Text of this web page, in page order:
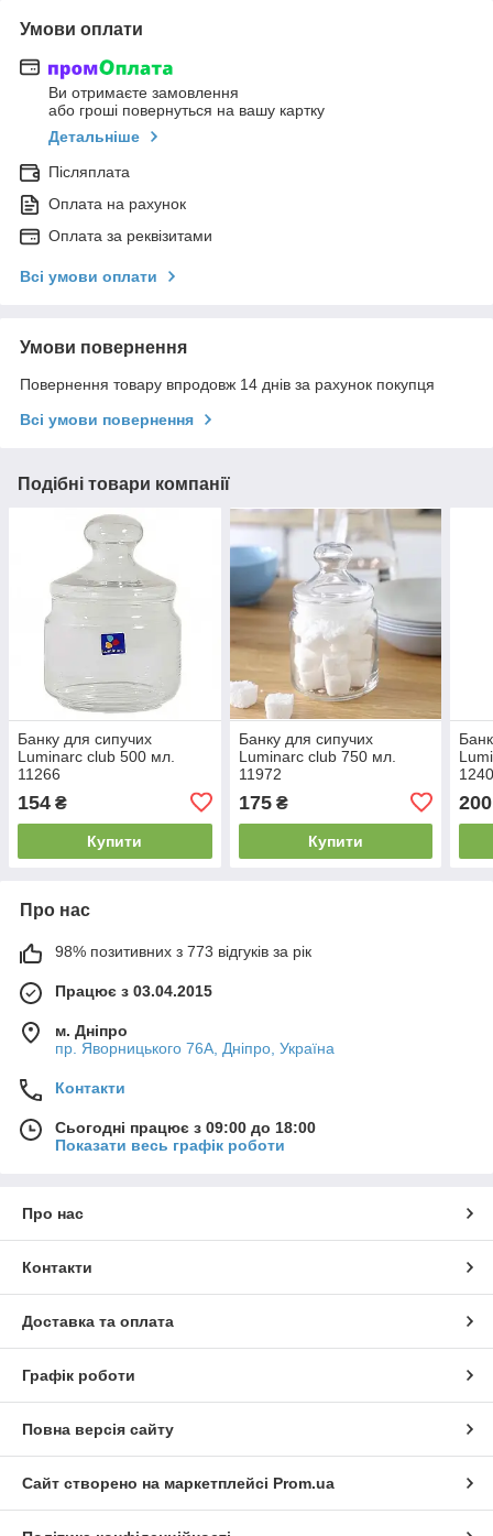
Умови оплати
Ви отримаєте замовлення
або гроші повернуться на вашу картку
Детальніше
Післяплата
Оплата на рахунок
Оплата за реквізитами
Всі умови оплати
Умови повернення
Повернення товару впродовж 14 днів за рахунок покупця
Всі умови повернення
Подібні товари компанії
Банку для сипучих
Luminarc club 500 мл.
11266
154 ₴
Купити
Банку для сипучих
Luminarc club 750 мл.
11972
175₴
Купити
200
Про нас
98% позитивних з 773 відгуків за рік
Працює з 03.04.2015
м. Дніпро
пр. Яворницького 76А, Дніпро, Україна
Контакти
Сьогодні працює з 09:00 до 18:00
Показати весь графік роботи
Про нас
Контакти
Доставка та оплата
Графік роботи
Повна версія сайту
Сайт створено на маркетплейсі Prom.ua